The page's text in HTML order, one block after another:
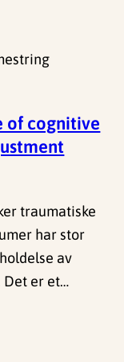
of cognitive
traumatiske
har stor
av
Det er et…